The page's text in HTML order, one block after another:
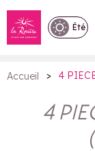
Été
4
Accueil > 4
4
(